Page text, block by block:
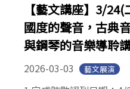
【藝文講座】3/
國度的聲音，古典
與鋼琴的音樂導聆
2026-03-03 藝文展演